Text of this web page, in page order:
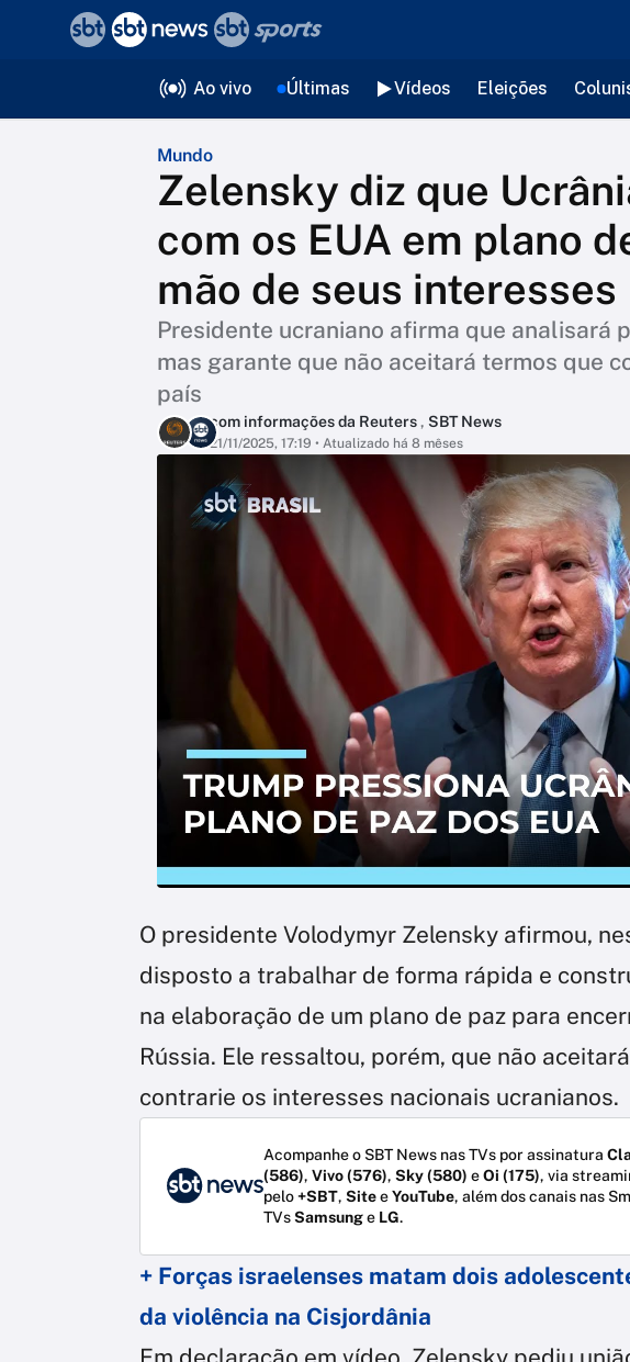
Ao vivo Últimas Vídeos Eleições
Mundo
Zelensky diz que
com os EUA em plano
mão de seus interesses
Presidente ucraniano afirma que analisará
mas garante que não aceitará termos que
país
com informações da Reuters, SBT News
21/11/2025, 17:19 • Atualizado há 8 mêses
O presidente Volodymyr Zelensky afirmou,
disposto a trabalhar de forma rápida e
na elaboração de um plano de paz para
Rússia. Ele ressaltou, porém, que não
contrarie os interesses nacionais ucranianos.
Acompanhe o SBT News nas TVs por assinatura
(586), Vivo (576), Sky (580) eOi (175), via
pelo+SBT, SiteeYouTube, além dos canais nas
TVsSamsunge LG.
+ Forças israelenses matam dois
da violência na Cisjordânia
Em declaração em vídeo, Zelensky pediu
voltar
Editorias